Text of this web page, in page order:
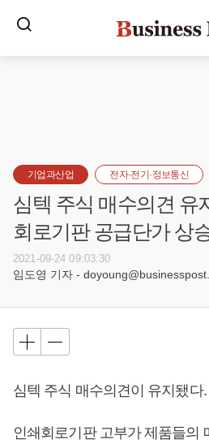
기업과산업 전자·전기·정보통신
심텍 주식 매수의견 유
회로기판 공급단가 상
2021-09-24 09:03:30
임도영 기자 -
심텍 주식 매수의견이 유지됐다.
인쇄회로기판 고부가 제품들의